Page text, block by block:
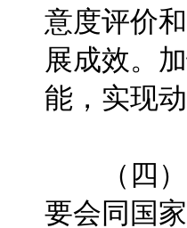
意度评价
展成效。
能，实现动
（四）
要会同国